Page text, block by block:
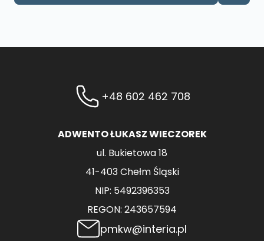
+48 602 462 708
ADWENTO ŁUKASZ WIECZOREK
ul. Bukietowa 18
41-403 Chełm Śląski
NIP: 5492396353
REGON: 243657594
pmkw@interia.pl